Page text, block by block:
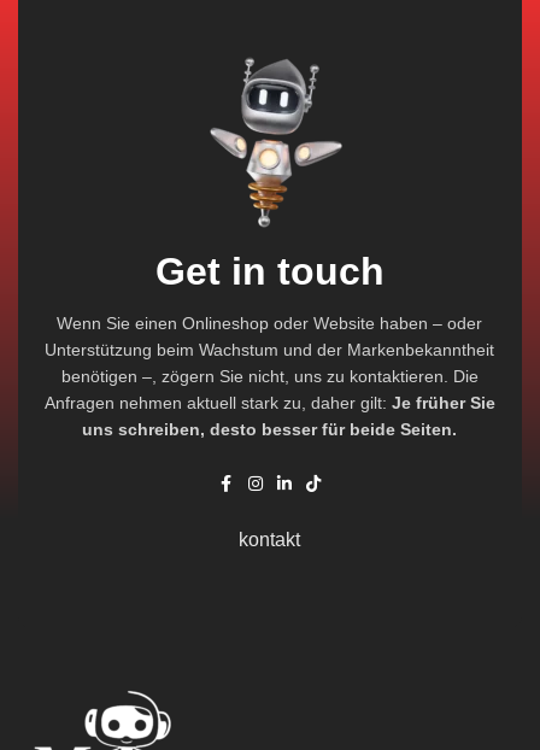
Get in touch
Wenn Sie einen Onlineshop oder Website haben – oder
Unterstützung beim Wachstum und der Markenbekanntheit
benötigen –, zögern Sie nicht, uns zu kontaktieren. Die
Anfragen nehmen aktuell stark zu, daher gilt: Je früher Sie
uns schreiben, desto besser für beide Seiten.
kontakt